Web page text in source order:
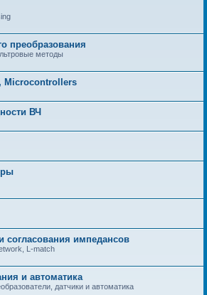
преобразования
методы
Microcontrollers
ВЧ
согласования импедансов
L-match
и автоматика
датчики и автоматика